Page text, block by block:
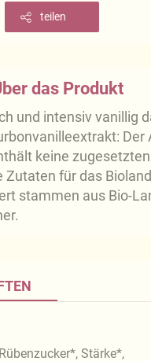
teilen
das Produkt
und intensiv vanillig
Der
keine zugesetzten
für das
stammen aus Bio-
Stärke*,